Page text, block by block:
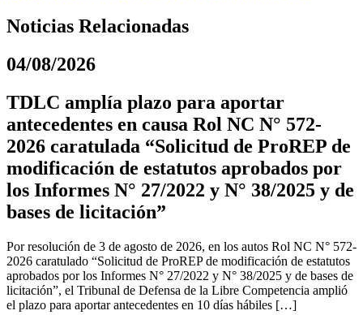
Noticias Relacionadas
04/08/2026
TDLC amplía plazo para aportar
antecedentes en causa Rol NC N° 572-
2026 caratulada “Solicitud de ProREP de
modificación de estatutos aprobados por
los Informes N° 27/2022 y N° 38/2025 y de
bases de licitación”
Por resolución de 3 de agosto de 2026, en los autos Rol NC N° 572-
2026 caratulado “Solicitud de ProREP de modificación de estatutos
aprobados por los Informes N° 27/2022 y N° 38/2025 y de bases de
licitación”, el Tribunal de Defensa de la Libre Competencia amplió
el plazo para aportar antecedentes en 10 días hábiles […]